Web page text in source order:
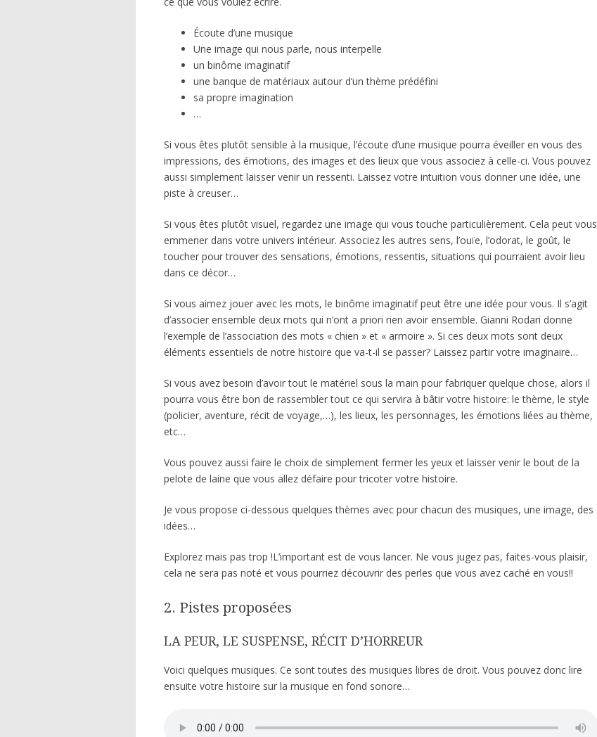
Écoute d’une musique
Une image qui nous parle, nous interpelle
un binôme imaginatif
une banque de matériaux autour d’un thème prédéfini
sa propre imagination
…
Si vous êtes plutôt sensible à la musique, l’écoute d’une musique pourra éveiller en vous des
impressions, des émotions, des images et des lieux que vous associez à celle-ci. Vous pouvez
aussi simplement laisser venir un ressenti. Laissez votre intuition vous donner une idée, une
piste à creuser…
Si vous êtes plutôt visuel, regardez une image qui vous touche particulièrement. Cela peut vous
emmener dans votre univers intérieur. Associez les autres sens, l’ouïe, l’odorat, le goût, le
toucher pour trouver des sensations, émotions, ressentis, situations qui pourraient avoir lieu
dans ce décor…
Si vous aimez jouer avec les mots, le binôme imaginatif peut être une idée pour vous. Il s’agit
d’associer ensemble deux mots qui n’ont a priori rien avoir ensemble. Gianni Rodari donne
l’exemple de l’association des mots « chien » et « armoire ». Si ces deux mots sont deux
éléments essentiels de notre histoire que va-t-il se passer? Laissez partir votre imaginaire…
Si vous avez besoin d’avoir tout le matériel sous la main pour fabriquer quelque chose, alors il
pourra vous être bon de rassembler tout ce qui servira à bâtir votre histoire: le thème, le style
(policier, aventure, récit de voyage,…), les lieux, les personnages, les émotions liées au thème,
etc…
Vous pouvez aussi faire le choix de simplement fermer les yeux et laisser venir le bout de la
pelote de laine que vous allez défaire pour tricoter votre histoire.
Je vous propose ci-dessous quelques thèmes avec pour chacun des musiques, une image, des
idées…
Explorez mais pas trop !L’important est de vous lancer. Ne vous jugez pas, faites-vous plaisir,
cela ne sera pas noté et vous pourriez découvrir des perles que vous avez caché en vous!!
2. Pistes proposées
LA PEUR, LE SUSPENSE, RÉCIT D’HORREUR
Voici quelques musiques. Ce sont toutes des musiques libres de droit. Vous pouvez donc lire
ensuite votre histoire sur la musique en fond sonore…